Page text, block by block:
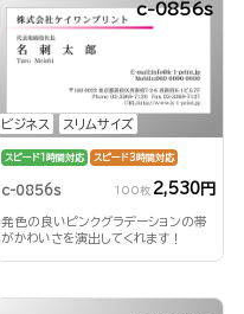
ビジネス スリムサイズ
c-0856s
スピード1時間対応 スピード3時間対応
c-0856s 100枚 2,530円
発色の良いピンクグラデーションの帯
がかわいさを演出してくれます！